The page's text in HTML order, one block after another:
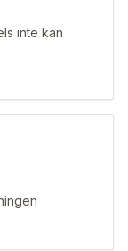
inte kan